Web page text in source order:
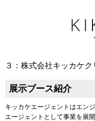
３：株式会社キッカケ
展示ブース紹介
キッカケエージェントはエン
エージェントとして事業を展